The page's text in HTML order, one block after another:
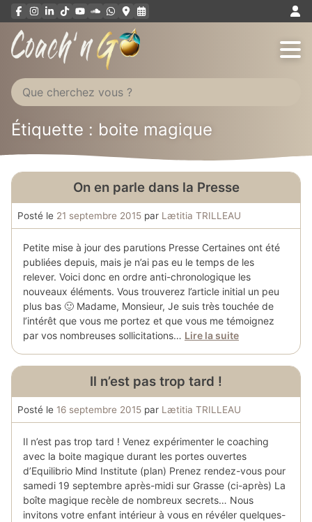
Aller
au
Étiquette : boite magique
On en parle dans la Presse
Posté le 21 septembre 2015 par Lætitia TRILLEAU
Petite mise à jour des parutions Presse Certaines ont été
publiées depuis, mais je n’ai pas eu le temps de les
relever. Voici donc en ordre anti-chronologique les
nouveaux éléments. Vous trouverez l’article initial un peu
plus bas 🙂 Madame, Monsieur, Je suis très touchée de
l’intérêt que vous me portez et que vous me témoignez
par vos nombreuses sollicitations… Lire la suite
Il n’est pas trop tard !
Posté le 16 septembre 2015 par Lætitia TRILLEAU
Il n’est pas trop tard ! Venez expérimenter le coaching
avec la boite magique durant les portes ouvertes
d’Equilibrio Mind Institute (plan) Prenez rendez-vous pour
samedi 19 septembre après-midi sur Grasse (ci-après) La
boîte magique recèle de nombreux secrets… Nous
invitons votre enfant intérieur à vous en révéler quelques-